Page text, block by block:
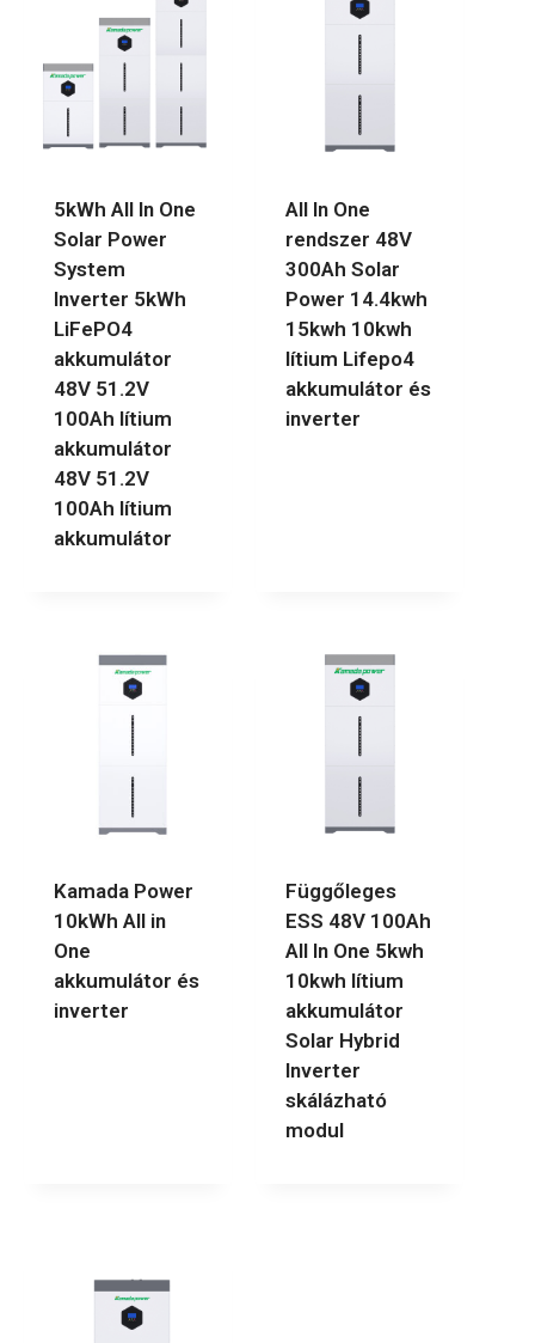
5kWh All In One
Solar Power
System
Inverter 5kWh
LiFePO4
akkumulátor
48V 51.2V
100Ah lítium
akkumulátor
48V 51.2V
100Ah lítium
akkumulátor
All In One
rendszer 48V
300Ah Solar
Power 14.4kwh
15kwh 10kwh
lítium Lifepo4
akkumulátor és
inverter
Kamada Power
10kWh All in
One
akkumulátor és
inverter
Függőleges
ESS 48V 100Ah
All In One 5kwh
10kwh lítium
akkumulátor
Solar Hybrid
Inverter
skálázható
modul